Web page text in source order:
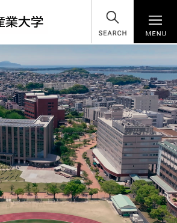
SEARCH